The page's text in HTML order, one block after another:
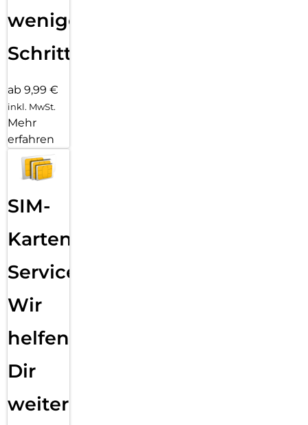
wenigen
Schritten
ab 9,99 €
inkl. MwSt.
Mehr
erfahren
SIM-
Karten
Service:
Wir
helfen
Dir
weiter